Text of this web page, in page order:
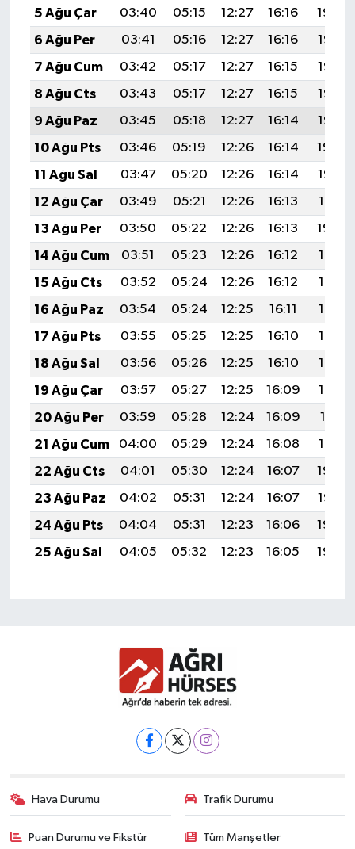
5 Ağu Çar
03:40 05:15 12:27 16:16
19:29
6 Ağu Per
03:41 05:16 12:27 16:16
19:28
7 Ağu Cum
03:42 05:17 12:27 16:15
19:27
8 Ağu Cts
03:43 05:17 12:27 16:15
19:26
9 Ağu Paz
03:45 05:18 12:27 16:14
19:25
10 Ağu Pts
03:46 05:19 12:26 16:14
19:24
11 Ağu Sal
03:47 05:20 12:26 16:14
19:22
12 Ağu Çar
03:49 05:21 12:26 16:13
19:21
13 Ağu Per
03:50 05:22 12:26 16:13
19:20
14 Ağu Cum
03:51 05:23 12:26 16:12
19:19
15 Ağu Cts
03:52 05:24 12:26 16:12
19:18
16 Ağu Paz
03:54 05:24 12:25 16:11
19:16
17 Ağu Pts
03:55 05:25 12:25 16:10
19:15
18 Ağu Sal
03:56 05:26 12:25 16:10
19:14
19 Ağu Çar
03:57 05:27 12:25 16:09
19:12
20 Ağu Per
03:59 05:28 12:24 16:09
19:11
21 Ağu Cum
04:00 05:29 12:24 16:08
19:10
22 Ağu Cts
04:01 05:30 12:24 16:07
19:08
23 Ağu Paz
04:02 05:31 12:24 16:07
19:07
24 Ağu Pts
04:04 05:31 12:23 16:06
19:06
25 Ağu Sal
04:05 05:32 12:23 16:05 19:04
Hava Durumu Trafik Durumu
Puan Durumu ve Fikstür Tüm Manşetler